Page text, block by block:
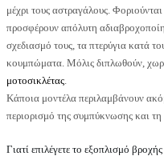
μέχρι τους αστραγάλους.
προσφέρουν απόλυτη
σχεδιασμό τους, τα πτερύγια κατά
κουμπώματα. Μόλις διπλωθούν,
μοτοσικλέτας.
Κάποια μοντέλα περιλαμβάνουν
περιορισμό της συμπύκνωσης και
Γιατί επιλέγετε το εξοπλισμό